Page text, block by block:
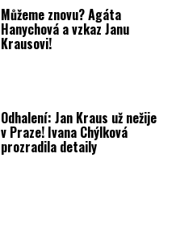
Můžeme znovu? Agáta
Hanychová a vzkaz Janu
Krausovi!
Odhalení: Jan Kraus už nežije
v Praze! Ivana Chýlková
prozradila detaily